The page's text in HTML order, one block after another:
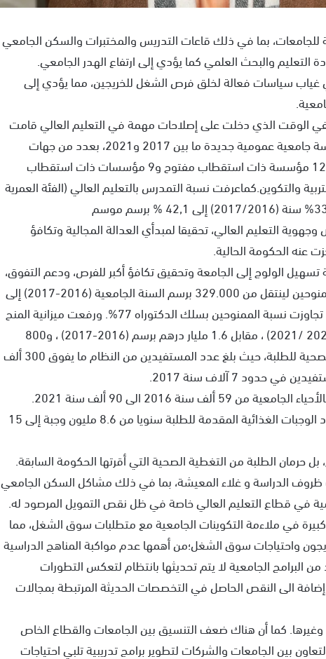
بما في ذلك قاعات التدريس والمختبرات والسكن الجامعي
التعليم والبحث العلمي كما يؤدي إلى ارتفاع الهدر الجامعي.
غياب سياسات فعالة لخلق فرص الشغل للخريجين، مما يؤدي إلى
الوقت الذي دخلت على إصلاحات مهمة في التعليم العالي قامت
بها الحكومتين السابقتين حيث أحدثت 39 مؤسسة جامعية عمومية جديدة ما بين 2017 و2021، بعدد من جهات
المملكة، وبرمجة إحداث 21 مؤسسة أخرى منها 12 مؤسسة ذات استقطاب مفتوح و9 مؤسسات ذات استقطاب
للطب والصيدلة و5 مدارس للتربية والتكوين.كماعرفت نسبة التمدرس بالتعليم العالي (الفئة العمرية
وجهوية التعليم العالي، تحقيقا لمبدأي العدالة المجالية وتكافؤ
عنه الحكومة الحالية.
تسهيل الولوج إلى الجامعة وتحقيق تكافؤ أكبر للفرص، ودعم التفوق،
قامت الحكومة السابقة بتوسيع عدد الطلبة الممنوحين لينتقل من 329.000 برسم السنة الجامعية (2016-2017) إلى
415.000 طالب برسم سنة (2020-2021) ، كما تجاوزت نسبة الممنوحين بسلك الدكتوراه 77%. ورفعت ميزانية المنح
الجامعية لتبلغ 2,04 مليار درهم برسم موسم (2020 /2021) ، مقابل 1.6 مليار درهم برسم (2016-2017) ، و800
مليون درهم سنة 2012، وتعزيز نظام التغطية الصحية للطلبة، حيث بلغ عدد المستفيدين من النظام ما يفوق 300 ألف
كما تم رفع عدد الطلبة المستفيدين من الإيواء بالأحياء الجامعية من 59 ألف سنة 2016 الى 90 ألف سنة 2021.
ضمنهم حوالي %61% من الإناث، فيما ارتفع عدد الوجبات الغذائية المقدمة للطلبة سنويا من 8.6 مليون وجبة إلى 15
حرمان الطلبة من التغطية الصحية التي أقرتها الحكومة السابقة.
الدراسة و غلاء المعيشة، بما في ذلك مشاكل السكن الجامعي
في قطاع التعليم العالي خاصة في ظل نقص التمويل المرصود له.
في ملاءمة التكوينات الجامعية مع متطلبات سوق الشغل، مما
واحتياجات سوق الشغل؛من أهمها عدم مواكبة المناهج الدراسية
البرامج الجامعية لا يتم تحديثها بانتظام لتعكس التطورات
الى النقص الحاصل في التخصصات الحديثة المرتبطة بمجالات
وغيرها. كما أن هناك ضعف التنسيق بين الجامعات والقطاع الخاص
بين الجامعات والشركات لتطوير برامج تدريبية تلبي احتياجات